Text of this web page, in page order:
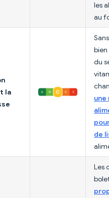
les
au
la
du
une
de
Les